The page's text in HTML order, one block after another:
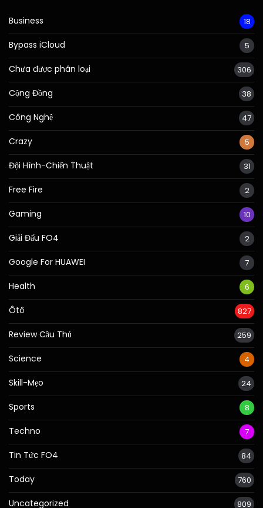
Business 18
Bypass iCloud 5
Chưa được phân loại 306
Cộng Đồng 38
Công Nghệ 47
Crazy 5
Đội Hình-Chiến Thuật 31
Free Fire 2
Gaming 10
Giải Đấu FO4 2
Google For HUAWEI 7
Health 6
Ôtô 827
Review Cầu Thủ 259
Science 4
Skill-Mẹo 24
Sports 8
Techno 7
Tin Tức FO4 84
Today 760
Uncategorized 809